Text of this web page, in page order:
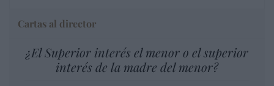
Cartas al director
¿El Superior interés el menor o el superior
interés de la madre del menor?